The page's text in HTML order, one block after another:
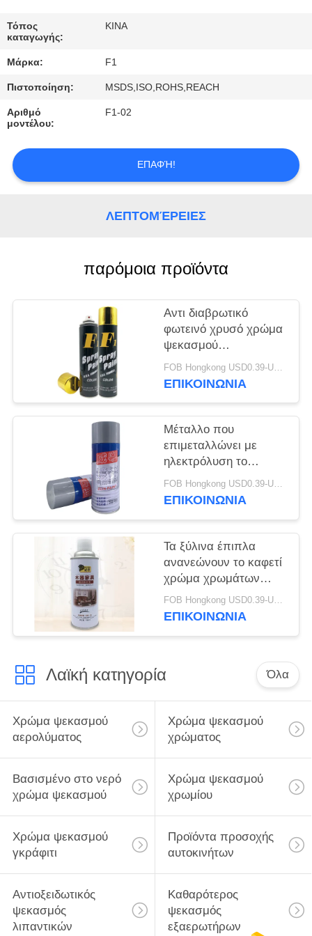
ΜΑΣ
ΕΛΆΤΕ
ΣΕ
ΕΠΑΦΉ
ΖΗΤΉΣΤΕ
Τόπος
καταγωγής:
ΚΙΝΑ
Μάρκα: F1
Πιστοποίηση: MSDS,ISO,ROHS,REACH
Αριθμό
μοντέλου:
F1-02
ΕΠΑΦΉ!
ΛΕΠΤΟΜΈΡΕΙΕΣ
παρόμοια προϊόντα
Αντι διαβρωτικό
φωτεινό χρυσό χρώμα
ψεκασμού
αερολύματος
FOB Hongkong USD0.39-USD0.59 per piece MOQ:12000pcs/500ctns
ΕΠΙΚΟΙΝΩΝΙΑ
Μέταλλο που
επιμεταλλώνει με
ηλεκτρόλυση το
γαλβανισμένο χρώμα
ψεκασμού
FOB Hongkong USD0.39-USD0.59 per piece MOQ:12000pcs/500ctns
ΕΠΙΚΟΙΝΩΝΙΑ
Τα ξύλινα έπιπλα
ανανεώνουν το καφετί
χρώμα χρωμάτων
ψεκασμού Freshen
FOB Hongkong USD0.39-USD0.59 per piece MOQ:12000pcs/500ctns
ΕΠΙΚΟΙΝΩΝΙΑ
Λαϊκή κατηγορία Όλα
Χρώμα ψεκασμού
αερολύματος
Χρώμα ψεκασμού
χρώματος
Βασισμένο στο νερό
χρώμα ψεκασμού
Χρώμα ψεκασμού
χρωμίου
Χρώμα ψεκασμού
γκράφιτι
Προϊόντα προσοχής
αυτοκινήτων
Αντιοξειδωτικός
ψεκασμός
λιπαντικών
Καθαρότερος
ψεκασμός
εξαερωτήρων